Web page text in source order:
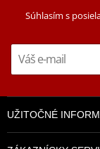
Súhlasím s
UŽITOČNÉ